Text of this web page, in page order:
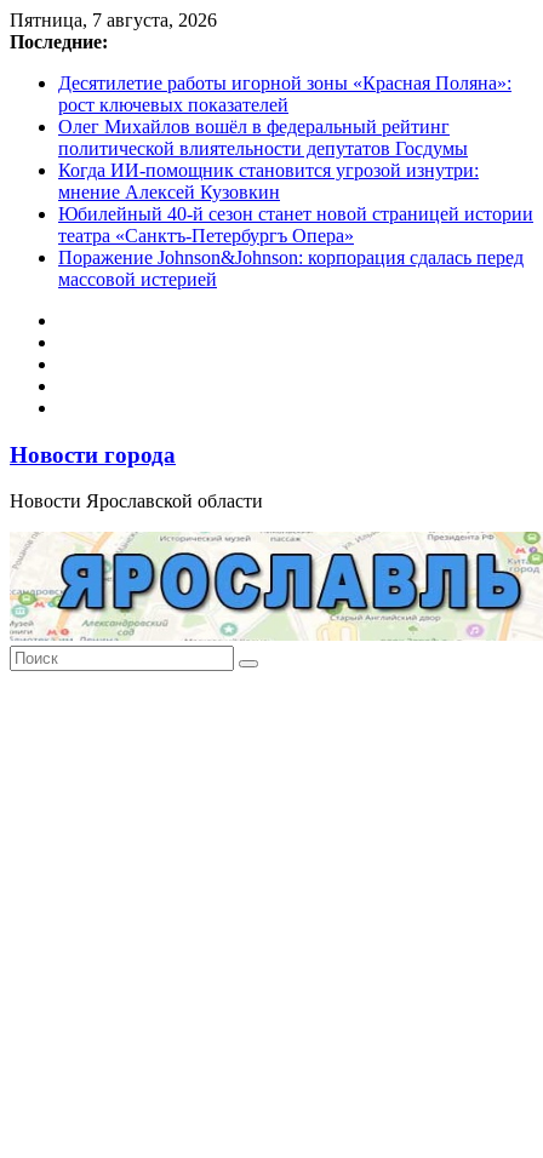
Перейти
к
Пятница, 7 августа, 2026
Последние:
Десятилетие работы игорной зоны «Красная Поляна»:
рост ключевых показателей
Олег Михайлов вошёл в федеральный рейтинг
политической влиятельности депутатов Госдумы
Когда ИИ-помощник становится угрозой изнутри:
мнение Алексей Кузовкин
Юбилейный 40-й сезон станет новой страницей истории
театра «Санктъ-Петербургъ Опера»
Поражение Johnson&Johnson: корпорация сдалась перед
массовой истерией
Новости города
Новости Ярославской области